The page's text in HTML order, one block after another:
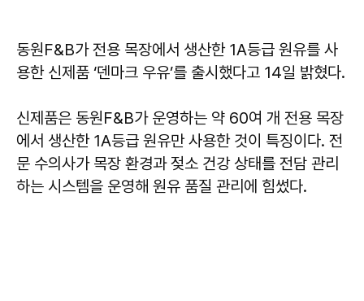
동원F&B가 전용 목장에서 생산한 1A등급 원유를 사
용한 신제품 ‘덴마크 우유’를 출시했다고 14일 밝혔다.
신제품은 동원F&B가 운영하는 약 60여 개 전용 목장
에서 생산한 1A등급 원유만 사용한 것이 특징이다. 전
문 수의사가 목장 환경과 젖소 건강 상태를 전담 관리
하는 시스템을 운영해 원유 품질 관리에 힘썼다.